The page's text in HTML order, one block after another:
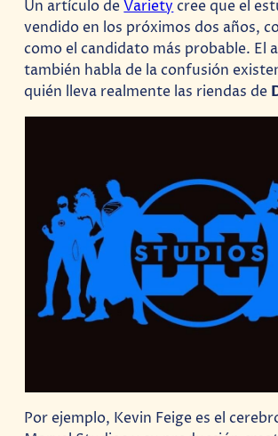
Un artículo deVariety cree que el
vendido en los próximos dos años,
como el candidato más probable. El
también habla de la confusión
quién lleva realmente las riendas de
Por ejemplo, Kevin Feige es el